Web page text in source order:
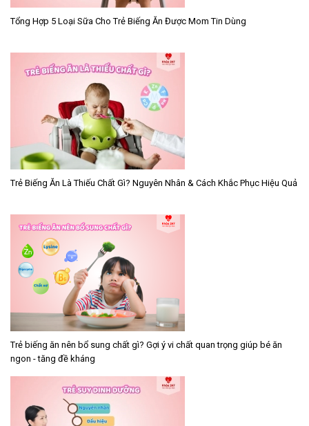
Tổng Hợp 5 Loại Sữa Cho Trẻ Biếng Ăn Được Mom Tin Dùng
Trẻ Biếng Ăn Là Thiếu Chất Gì? Nguyên Nhân & Cách Khắc Phục Hiệu Quả
Trẻ biếng ăn nên bổ sung chất gì? Gợi ý vi chất quan trọng giúp bé ăn
ngon - tăng đề kháng